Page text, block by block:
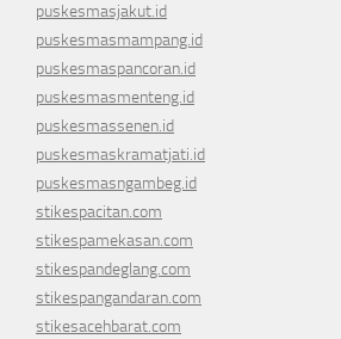
puskesmasjakut.id
puskesmasmampang.id
puskesmaspancoran.id
puskesmasmenteng.id
puskesmassenen.id
puskesmaskramatjati.id
puskesmasngambeg.id
stikespacitan.com
stikespamekasan.com
stikespandeglang.com
stikespangandaran.com
stikesacehbarat.com